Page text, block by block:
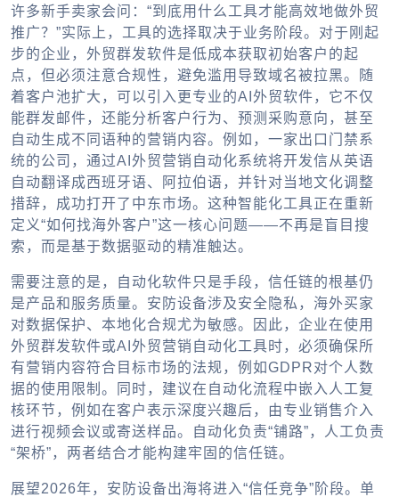
许多新手卖家会问：“到底用什么工具才能高效地做外贸
推广？”实际上，工具的选择取决于业务阶段。对于刚起
步的企业，外贸群发软件是低成本获取初始客户的起
点，但必须注意合规性，避免滥用导致域名被拉黑。随
着客户池扩大，可以引入更专业的AI外贸软件，它不仅
能群发邮件，还能分析客户行为、预测采购意向，甚至
自动生成不同语种的营销内容。例如，一家出口门禁系
统的公司，通过AI外贸营销自动化系统将开发信从英语
自动翻译成西班牙语、阿拉伯语，并针对当地文化调整
措辞，成功打开了中东市场。这种智能化工具正在重新
定义“如何找海外客户”这一核心问题——不再是盲目搜
索，而是基于数据驱动的精准触达。
需要注意的是，自动化软件只是手段，信任链的根基仍
是产品和服务质量。安防设备涉及安全隐私，海外买家
对数据保护、本地化合规尤为敏感。因此，企业在使用
外贸群发软件或AI外贸营销自动化工具时，必须确保所
有营销内容符合目标市场的法规，例如GDPR对个人数
据的使用限制。同时，建议在自动化流程中嵌入人工复
核环节，例如在客户表示深度兴趣后，由专业销售介入
进行视频会议或寄送样品。自动化负责“铺路”，人工负责
“架桥”，两者结合才能构建牢固的信任链。
展望2026年，安防设备出海将进入“信任竞争”阶段。单